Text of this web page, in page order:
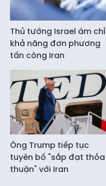
Thủ tướng Israel ám chỉ
khả năng đơn phương
tấn công Iran
Ông Trump tiếp tục
tuyên bố "sắp đạt thỏa
thuận" với Iran